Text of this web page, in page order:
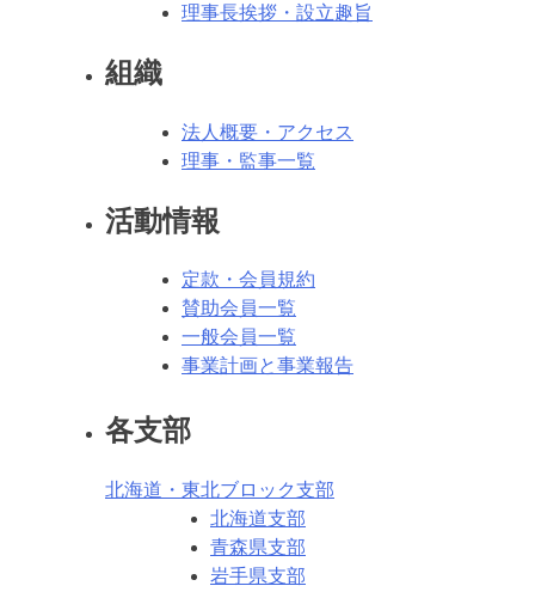
理事長挨拶・設立趣旨
組織
法人概要・アクセス
理事・監事一覧
活動情報
定款・会員規約
賛助会員一覧
一般会員一覧
事業計画と事業報告
各支部
北海道・東北ブロック支部
北海道支部
青森県支部
岩手県支部